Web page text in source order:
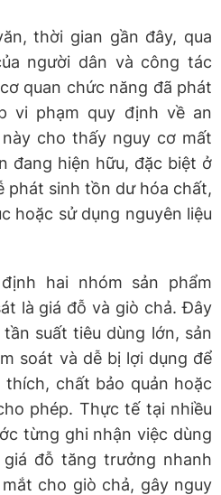
thời gian gần đây, qua
người dân và công tác
quan chức năng đã phát
vi phạm quy định về an
cho thấy nguy cơ mất
đang hiện hữu, đặc biệt ở
phát sinh tồn dư hóa chất,
hoặc sử dụng nguyên liệu
hai nhóm sản phẩm
là giá đỗ và giò chả. Đây
suất tiêu dùng lớn, sản
soát và dễ bị lợi dụng để
chất bảo quản hoặc
phép. Thực tế tại nhiều
từng ghi nhận việc dùng
đỗ tăng trưởng nhanh
cho giò chả, gây nguy